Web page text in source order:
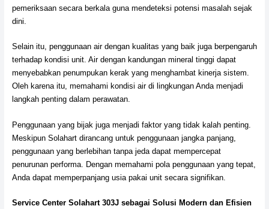
pemeriksaan secara berkala guna mendeteksi potensi masalah sejak
dini.
Selain itu, penggunaan air dengan kualitas yang baik juga berpengaruh
terhadap kondisi unit. Air dengan kandungan mineral tinggi dapat
menyebabkan penumpukan kerak yang menghambat kinerja sistem.
Oleh karena itu, memahami kondisi air di lingkungan Anda menjadi
langkah penting dalam perawatan.
Penggunaan yang bijak juga menjadi faktor yang tidak kalah penting.
Meskipun Solahart dirancang untuk penggunaan jangka panjang,
penggunaan yang berlebihan tanpa jeda dapat mempercepat
penurunan performa. Dengan memahami pola penggunaan yang tepat,
Anda dapat memperpanjang usia pakai unit secara signifikan.
Service Center Solahart 303J sebagai Solusi Modern dan Efisien